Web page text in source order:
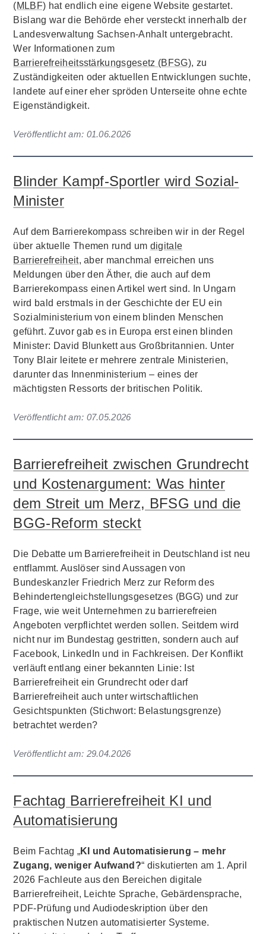
(MLBF) hat endlich eine eigene Website gestartet.
Bislang war die Behörde eher versteckt innerhalb der
Landesverwaltung Sachsen-Anhalt untergebracht.
Wer Informationen zum
Barrierefreiheitsstärkungsgesetz (BFSG), zu
Zuständigkeiten oder aktuellen Entwicklungen suchte,
landete auf einer eher spröden Unterseite ohne echte
Eigenständigkeit.
Veröffentlicht am: 01.06.2026
Blinder Kampf-Sportler wird Sozial-
Minister
Auf dem Barrierekompass schreiben wir in der Regel
über aktuelle Themen rund um digitale
Barrierefreiheit, aber manchmal erreichen uns
Meldungen über den Äther, die auch auf dem
Barrierekompass einen Artikel wert sind. In Ungarn
wird bald erstmals in der Geschichte der EU ein
Sozialministerium von einem blinden Menschen
geführt. Zuvor gab es in Europa erst einen blinden
Minister: David Blunkett aus Großbritannien. Unter
Tony Blair leitete er mehrere zentrale Ministerien,
darunter das Innenministerium – eines der
mächtigsten Ressorts der britischen Politik.
Veröffentlicht am: 07.05.2026
Barrierefreiheit zwischen Grundrecht
und Kostenargument: Was hinter
dem Streit um Merz, BFSG und die
BGG-Reform steckt
Die Debatte um Barrierefreiheit in Deutschland ist neu
entflammt. Auslöser sind Aussagen von
Bundeskanzler Friedrich Merz zur Reform des
Behindertengleichstellungsgesetzes (BGG) und zur
Frage, wie weit Unternehmen zu barrierefreien
Angeboten verpflichtet werden sollen. Seitdem wird
nicht nur im Bundestag gestritten, sondern auch auf
Facebook, LinkedIn und in Fachkreisen. Der Konflikt
verläuft entlang einer bekannten Linie: Ist
Barrierefreiheit ein Grundrecht oder darf
Barrierefreiheit auch unter wirtschaftlichen
Gesichtspunkten (Stichwort: Belastungsgrenze)
betrachtet werden?
Veröffentlicht am: 29.04.2026
Fachtag Barrierefreiheit KI und
Automatisierung
Beim Fachtag „KI und Automatisierung – mehr
Zugang, weniger Aufwand?“ diskutierten am 1. April
2026 Fachleute aus den Bereichen digitale
Barrierefreiheit, Leichte Sprache, Gebärdensprache,
PDF-Prüfung und Audiodeskription über den
praktischen Nutzen automatisierter Systeme.